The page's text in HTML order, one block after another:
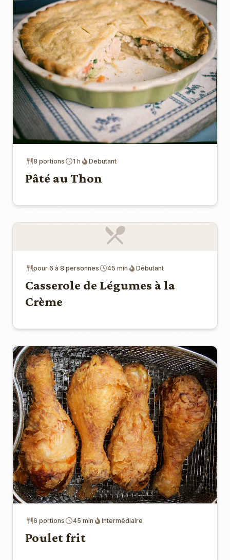
8 portions 1 h Debutant
Pâté au Thon
pour 6 à 8 personnes 45 min Débutant
Casserole de Légumes à la
Crème
6 portions 45 min Intermédiaire
Poulet frit